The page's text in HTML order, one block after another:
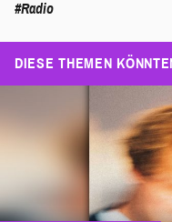
#Radio
DIESE THEMEN